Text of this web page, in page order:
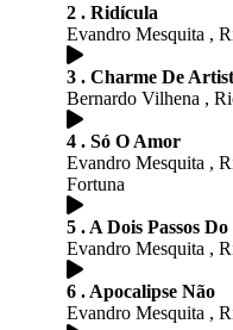
2 . Ridícula
Evandro Mesquita ,
3 . Charme De
Bernardo Vilhena ,
4 . Só O Amor
Evandro Mesquita ,
Fortuna
5 . A Dois Passos
Evandro Mesquita ,
6 . Apocalipse Não
Evandro Mesquita ,